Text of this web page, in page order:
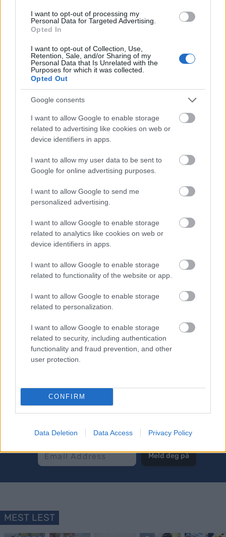
I want to opt-out of processing my
Personal Data for Targeted Advertising.
Opted In
I want to opt-out of Collection, Use,
Retention, Sale, and/or Sharing of my
Personal Data that Is Unrelated with the
Purposes for which it was collected.
Opted Out
Google consents
I want to allow Google to enable storage
related to advertising like cookies on web or
device identifiers in apps.
I want to allow my user data to be sent to
Google for online advertising purposes.
I want to allow Google to send me
personalized advertising.
I want to allow Google to enable storage
related to analytics like cookies on web or
device identifiers in apps.
I want to allow Google to enable storage
related to functionality of the website or app.
I want to allow Google to enable storage
related to personalization.
I want to allow Google to enable storage
related to security, including authentication
functionality and fraud prevention, and other
user protection.
CONFIRM
Data Deletion Data Access Privacy Policy
Startlister, detaljer og resultater
FIS TV
Onsdag 5. februar: Junior-VM
10:00: 20km klassisk fellesstart, kvinner
12:00: 20km klassisk fellesstart, menn
Startlister, detaljer og resultater
Torsdag 6. februar: U23-VM
12:00: 20km klassisk fellesstart, menn
Startlister, detaljer og resultater
10:00: 10km fristil individuell start, menn
12:00: 10km fristil individuell start, kvinner
Startlister, detaljer og resultater
FIS TV
10:00: 10km fristil individuell start, menn
Startlister, detaljer og resultater
FIS TV
Meld deg på
MEST LEST